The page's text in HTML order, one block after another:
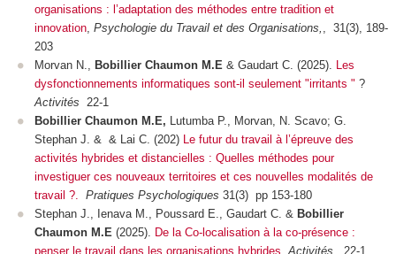
organisations : l’adaptation des méthodes entre tradition et
innovation, Psychologie du Travail et des Organisations, , 31(3), 189-
203
Morvan N., Bobillier Chaumon M.E & Gaudart C. (2025). Les
dysfonctionnements informatiques sont-il seulement "irritants " ?
Activités 22-1
Bobillier Chaumon M.E, Lutumba P., Morvan, N. Scavo; G.
Stephan J. & & Lai C. (202) Le futur du travail à l’épreuve des
activités hybrides et distancielles : Quelles méthodes pour
investiguer ces nouveaux territoires et ces nouvelles modalités de
travail ?. Pratiques Psychologiques 31(3) pp 153-180
Stephan J., Ienava M., Poussard E., Gaudart C. & Bobillier
Chaumon M.E (2025). De la Co-localisation à la co-présence :
penser le travail dans les organisations hybrides Activités, 22-1